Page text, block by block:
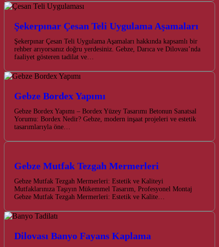
Şekerpınar Çesan Teli Uygulama Aşamaları
Şekerpınar Çesan Teli Uygulama Aşamaları hakkında kapsamlı bir
rehber arıyorsanız doğru yerdesiniz. Gebze, Darıca ve Dilovası’nda
faaliyet gösteren tadilat ve…
Gebze Bordex Yapımı
Gebze Bordex Yapımı – Bordex Yüzey Tasarımı Betonun Sanatsal
Yorumu: Bordex Nedir? Gebze, modern inşaat projeleri ve estetik
tasarımlarıyla öne…
Gebze Mutfak Tezgah Mermerleri
Gebze Mutfak Tezgah Mermerleri: Estetik ve Kaliteyi
Mutfaklarınıza Taşıyın Mükemmel Tasarım, Profesyonel Montaj
Gebze Mutfak Tezgah Mermerleri: Estetik ve Kalite…
Dilovası Banyo Fayans Kaplama